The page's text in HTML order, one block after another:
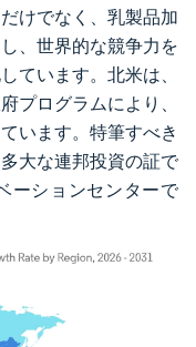
けでなく、乳製品加
、世界的な競争力を
ています。北米は、
プログラムにより、
います。特筆すべき
大な連邦投資の証で
ーションセンターで